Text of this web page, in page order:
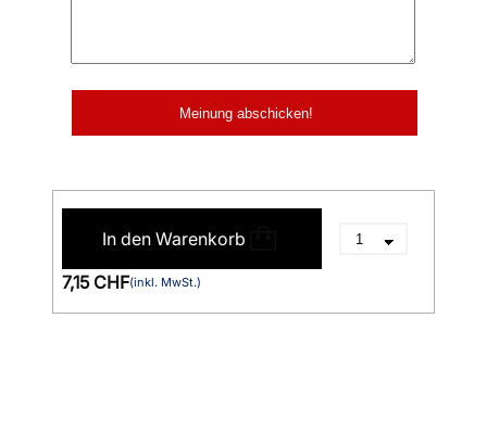
In den Warenkorb
7,15 CHF(inkl. MwSt.)